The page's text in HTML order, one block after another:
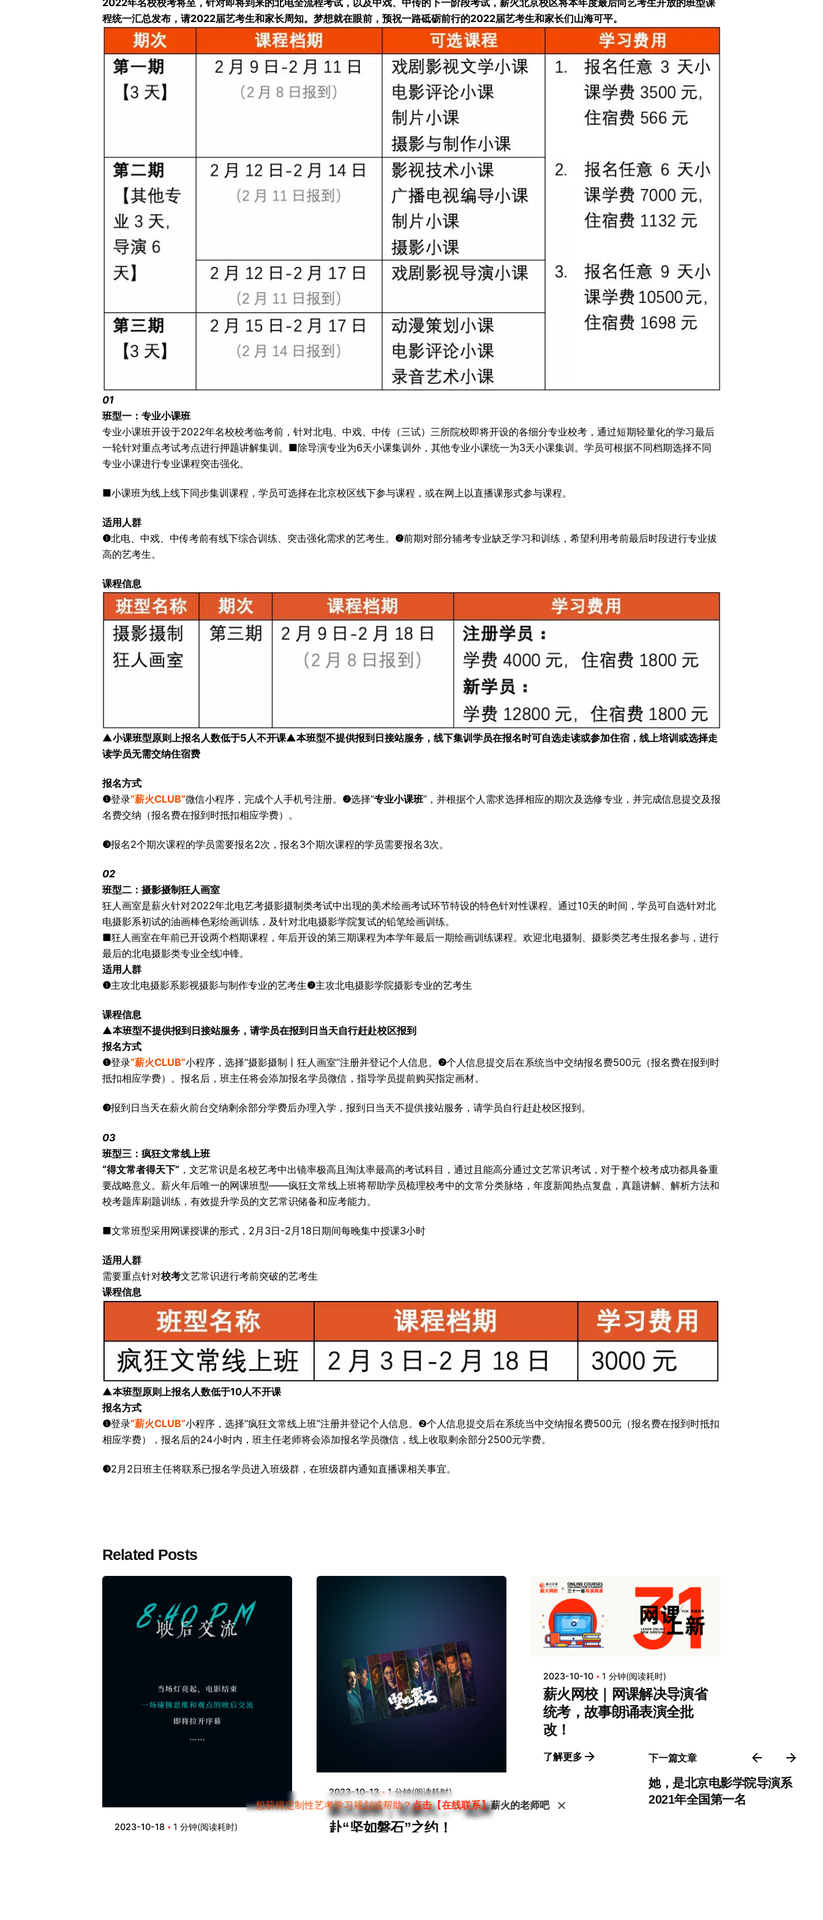
程统一汇总发布，请2022届艺考生和家长周知。梦想就在眼前，预祝一路砥砺前行的2022届艺考生和家长们山海可平。
01
班型一：专业小课班
专业小课班开设于2022年名校校考临考前，针对北电、中戏、中传（三试）三所院校即将开设的各细分专业校考，通过短期轻量化的学习最后
一轮针对重点考试考点进行押题讲解集训。■除导演专业为6天小课集训外，其他专业小课统一为3天小课集训。学员可根据不同档期选择不同
专业小课进行专业课程突击强化。
■小课班为线上线下同步集训课程，学员可选择在北京校区线下参与课程，或在网上以直播课形式参与课程。
适用人群
❶北电、中戏、中传考前有线下综合训练、突击强化需求的艺考生。 ❷前期对部分辅考专业缺乏学习和训练，希望利用考前最后时段进行专业拔
高的艺考生。
课程信息
▲小课班型原则上报名人数低于5人不开课▲本班型不提供报到日接站服务，线下集训学员在报名时可自选走读或参加住宿，线上培训或选择走
读学员无需交纳住宿费
报名方式
❶登录“薪火CLUB”微信小程序，完成个人手机号注册。 ❷选择“专业小课班”，并根据个人需求选择相应的期次及选修专业，并完成信息提交及报
名费交纳（报名费在报到时抵扣相应学费）。
❸报名2个期次课程的学员需要报名2次，报名3个期次课程的学员需要报名3次。
02
班型二：摄影摄制狂人画室
狂人画室是薪火针对2022年北电艺考摄影摄制类考试中出现的美术绘画考试环节特设的特色针对性课程。通过10天的时间，学员可自选针对北
电摄影系初试的油画棒色彩绘画训练，及针对北电摄影学院复试的铅笔绘画训练。
■狂人画室在年前已开设两个档期课程，年后开设的第三期课程为本学年最后一期绘画训练课程。欢迎北电摄制、摄影类艺考生报名参与，进行
最后的北电摄影类专业全线冲锋。
适用人群
❶主攻北电摄影系影视摄影与制作专业的艺考生❷主攻北电摄影学院摄影专业的艺考生
课程信息
▲本班型不提供报到日接站服务，请学员在报到日当天自行赶赴校区报到
报名方式
❶登录“薪火CLUB”小程序，选择“摄影摄制丨狂人画室”注册并登记个人信息。 ❷个人信息提交后在系统当中交纳报名费500元（报名费在报到时
抵扣相应学费）。报名后，班主任将会添加报名学员微信，指导学员提前购买指定画材。
❸报到日当天在薪火前台交纳剩余部分学费后办理入学，报到日当天不提供接站服务，请学员自行赶赴校区报到。
03
班型三：疯狂文常线上班
“得文常者得天下” ，文艺常识是名校艺考中出镜率极高且淘汰率最高的考试科目，通过且能高分通过文艺常识考试，对于整个校考成功都具备重
要战略意义。薪火年后唯一的网课班型——疯狂文常线上班将帮助学员梳理校考中的文常分类脉络，年度新闻热点复盘，真题讲解、解析方法和
校考题库刷题训练，有效提升学员的文艺常识储备和应考能力。
■文常班型采用网课授课的形式，2月3日-2月18日期间每晚集中授课3小时
适用人群
需要重点针对校考文艺常识进行考前突破的艺考生
课程信息
▲本班型原则上报名人数低于10人不开课
报名方式
❶登录“薪火CLUB”小程序，选择“疯狂文常线上班”注册并登记个人信息。❷个人信息提交后在系统当中交纳报名费500元（报名费在报到时抵扣
相应学费），报名后的24小时内，班主任老师将会添加报名学员微信，线上收取剩余部分2500元学费。
❸2月2日班主任将联系已报名学员进入班级群，在班级群内通知直播课相关事宜。
下一篇文章
她，是北京电影学院导演系
2021年全国第一名
Related Posts
2023-10-18 1 分钟(阅读耗时)
2023-10-13 1 分钟(阅读耗时)
薪火放映｜在薪火，一起奔
赴“坚如磐石”之约！
2023-10-10 1 分钟(阅读耗时)
薪火网校｜网课解决导演省
统考，故事朗诵表演全批
改！
了解更多
想获得定制性艺考学习规划或帮助？点击【在线联系】薪火的老师吧